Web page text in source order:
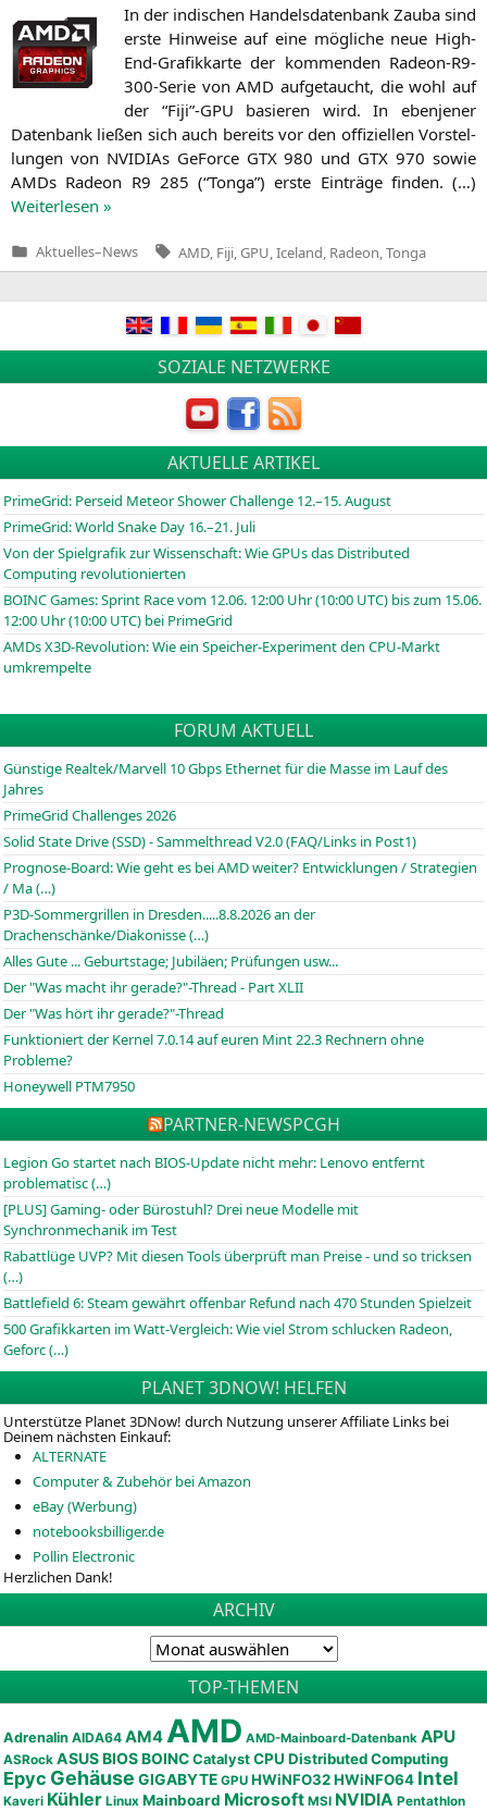
In der indi­schen Han­dels­da­ten­bank Zau­ba sind
ers­te Hin­wei­se auf eine mög­li­che neue High-
End-Gra­fik­kar­te der kom­men­den Rade­on-R9-
300-Serie vonAMD auf­ge­taucht, die wohl auf
der “Fiji”-GPU basie­ren wird. In eben­je­ner
Daten­bank lie­ßen sich auch bereits vor den offi­zi­el­len Vor­stel­
lun­gen von NVI­DI­As GeForce GTX980 und GTX 970 sowie
AMDs Rade­on R9 285 (“Ton­ga”) ers­te Ein­trä­ge fin­den. (…)
Wei­ter­le­sen »
Veröffentlicht
in
Aktuelles–News Tags:
AMD Fiji GPU Iceland Radeon Tonga
SOZIALE NETZWERKE
AKTUELLE ARTIKEL
PrimeGrid: Perseid Meteor Shower Challenge 12.–15. August
PrimeGrid: World Snake Day 16.–21. Juli
Von der Spielgrafik zur Wissenschaft: Wie GPUs das Distributed
Computing revolutionierten
BOINCGames: Sprint Race vom 12.06. 12:00 Uhr (10:00 UTC) bis zum 15.06.
12:00 Uhr (10:00 UTC) bei PrimeGrid
AMDs X3D-Revolution: Wie ein Speicher-Experiment den CPU-Markt
umkrempelte
FORUM AKTUELL
Günstige Realtek/Marvell 10 Gbps Ethernet für die Masse im Lauf des
Jahres
PrimeGrid Challenges 2026
Solid State Drive (SSD) - Sammelthread V2.0 (FAQ/Links in Post1)
Prognose-Board: Wie geht es bei AMD weiter? Entwicklungen / Strategien
/ Ma (…)
P3D-Sommergrillen in Dresden.....8.8.2026 an der
Drachenschänke/Diakonisse (…)
Alles Gute ... Geburtstage; Jubiläen; Prüfungen usw...
Der "Was macht ihr gerade?"-Thread - Part XLII
Der "Was hört ihr gerade?"-Thread
Funktioniert der Kernel 7.0.14 auf euren Mint 22.3 Rechnern ohne
Probleme?
Honeywell PTM7950
PARTNER-NEWSPCGH
Legion Go startet nach BIOS-Update nicht mehr: Lenovo entfernt
problematisc (…)
[PLUS] Gaming- oder Bürostuhl? Drei neue Modelle mit
Synchronmechanik im Test
Rabattlüge UVP? Mit diesen Tools überprüft man Preise - und so tricksen
(…)
Battlefield 6: Steam gewährt offenbar Refund nach 470 Stunden Spielzeit
500 Grafikkarten im Watt-Vergleich: Wie viel Strom schlucken Radeon,
Geforc (…)
PLANET 3DNOW! HELFEN
Unterstütze Planet 3DNow! durch Nutzung unserer Affiliate Links bei
Deinem nächsten Einkauf:
ALTERNATE
Computer & Zubehör bei Amazon
eBay (Werbung)
notebooksbilliger.de
Pollin Electronic
Herzlichen Dank!
ARCHIV
TOP-THEMEN
Adrenalin AIDA64 AM4AMD AMD-Mainboard-Datenbank APU
ASRock ASUSBIOSBOINC Catalyst CPU Distributed Computing
Epyc Gehäuse GIGABYTE GPU HWiNFO32HWiNFO64 Intel
Kaveri Kühler Linux Mainboard Microsoft MSI NVIDIA Pentathlon